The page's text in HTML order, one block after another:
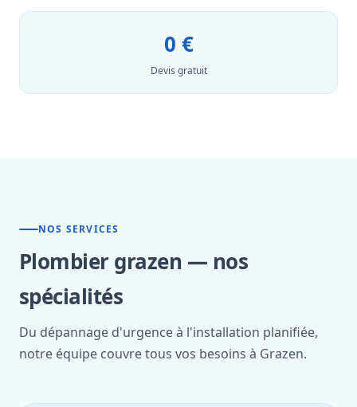
0 €
Devis gratuit
NOS SERVICES
Plombier grazen — nos
spécialités
Du dépannage d'urgence à l'installation planifiée,
notre équipe couvre tous vos besoins à Grazen.